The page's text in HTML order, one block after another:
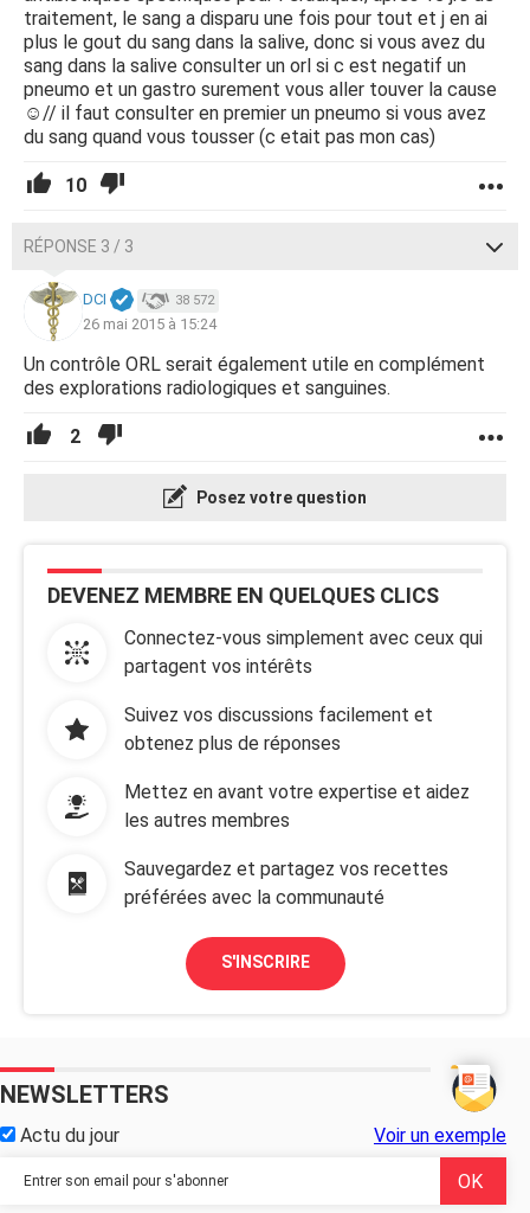
traitement, le sang a disparu une fois pour tout et j en ai
plus le gout du sang dans la salive, donc si vous avez du
sang dans la salive consulter un orl si c est negatif un
pneumo et un gastro surement vous aller touver la cause
☺️// il faut consulter en premier un pneumo si vous avez
du sang quand vous tousser (c etait pas mon cas)
10
RÉPONSE 3 / 3
DCI 38 572
26 mai 2015 à 15:24
Un contrôle ORL serait également utile en complément
des explorations radiologiques et sanguines.
2
Posez votre question
DEVENEZ MEMBRE EN QUELQUES CLICS
Connectez-vous simplement avec ceux qui
partagent vos intérêts
Suivez vos discussions facilement et
obtenez plus de réponses
Mettez en avant votre expertise et aidez
les autres membres
Sauvegardez et partagez vos recettes
préférées avec la communauté
S'INSCRIRE
NEWSLETTERS
Actu du jour Voir un exemple